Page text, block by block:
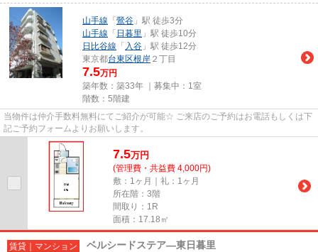
山手線 「 鶯谷 」駅 徒歩3分
山手線 「 日暮里 」駅 徒歩10分
日比谷線 「 入谷 」駅 徒歩12分
東京都台東区根岸 ２丁目
7.5万円
築年数：築33年 ｜募集中： 1室
階数：5階建
当物件は仲介手数料無料にてご紹介が可能☆ ご来店のご予約はお電話もしくは下
記ご予約フォームよりお願いします。
7.5万円
(管理費・共益費 4,000円)
敷：1ヶ月｜礼：1ヶ月
所在階：3階
間取り：1R
面積：17.18㎡
賃貸｜マンション ベルシードステア―東日暮里